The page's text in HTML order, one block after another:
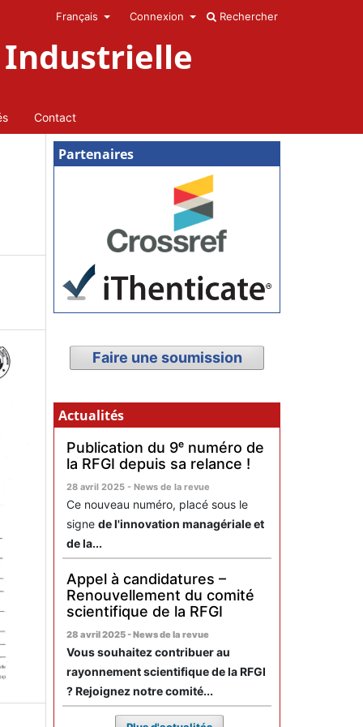
Industrielle
Contact
Rechercher
Français Connexion
Partenaires
Faire une soumission
Actualités
Publication du 9ᵉ numéro de
la RFGI depuis sa relance !
28 avril 2025 - News de la revue
Ce nouveau numéro, placé sous le
signe de l'innovation managériale et
de la...
Appel à candidatures –
Renouvellement du comité
scientifique de la RFGI
28 avril 2025 - News de la revue
Vous souhaitez contribuer au
rayonnement scientifique de la RFGI
? Rejoignez notre comité...